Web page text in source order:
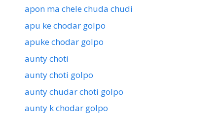
apon ma chele chuda chudi
apu ke chodar golpo
apuke chodar golpo
aunty choti
aunty choti golpo
aunty chudar choti golpo
aunty k chodar golpo